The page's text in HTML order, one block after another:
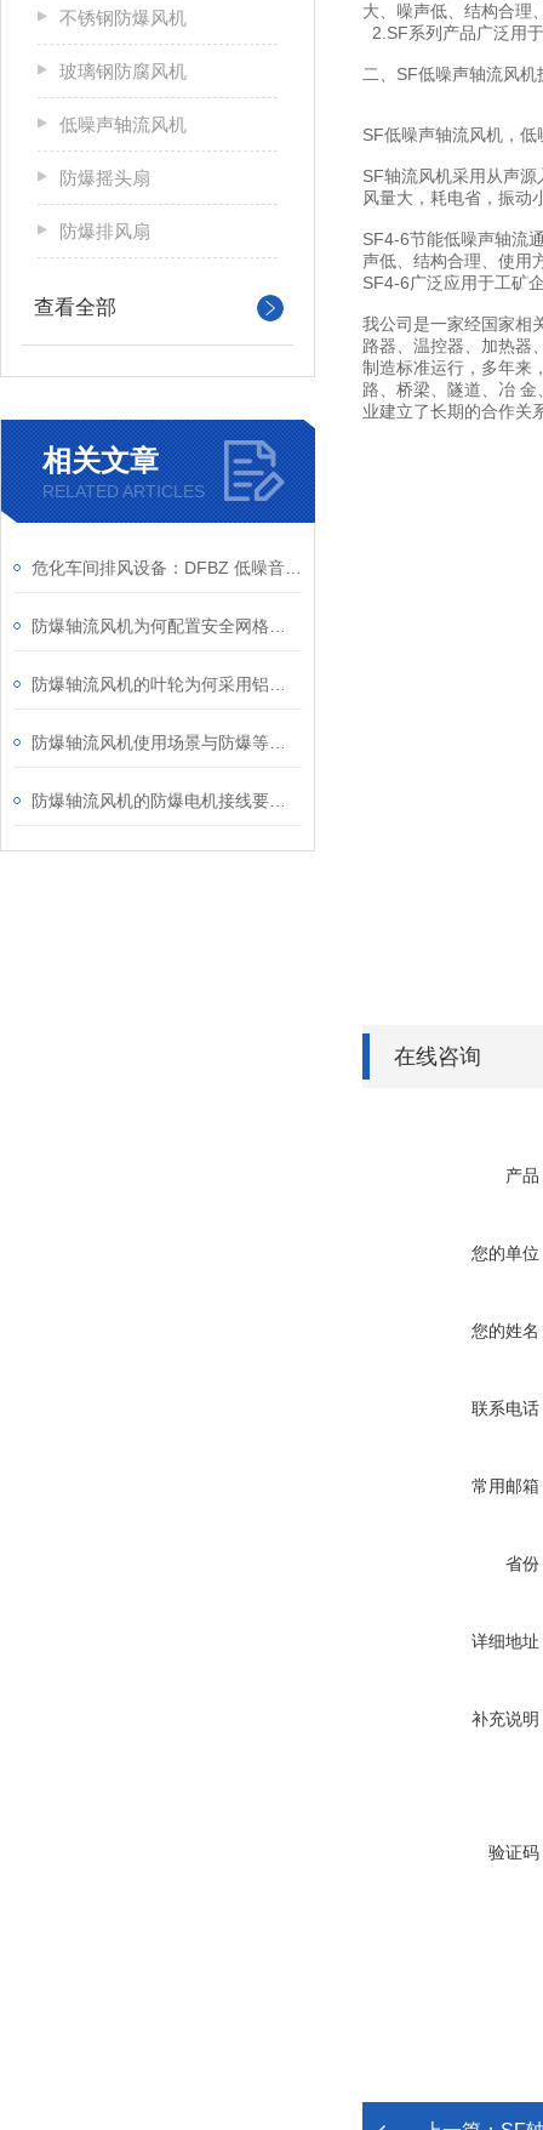
不锈钢防爆风机
玻璃钢防腐风机
低噪声轴流风机
防爆摇头扇
防爆排风扇
查看全部
相关文章
RELATED ARTICLES
大、噪声低、结构合理
2.SF系列产品广泛用
二、SF低噪声轴流风机
SF低噪声轴流风机，
SF轴流风机采用从声
风量大，耗电省，振动
SF4-6节能低噪声轴流
声低、结构合理、使用
SF4-6广泛应用于工矿
我公司是一家经国家相
路器、温控器、加热器
制造标准运行，多年来
路、桥梁、隧道、冶
业建立了长期的合作关
在线咨询
产品
您的单位
您的姓名
联系电话
常用邮箱
省份
详细地址
补充说明
验证码